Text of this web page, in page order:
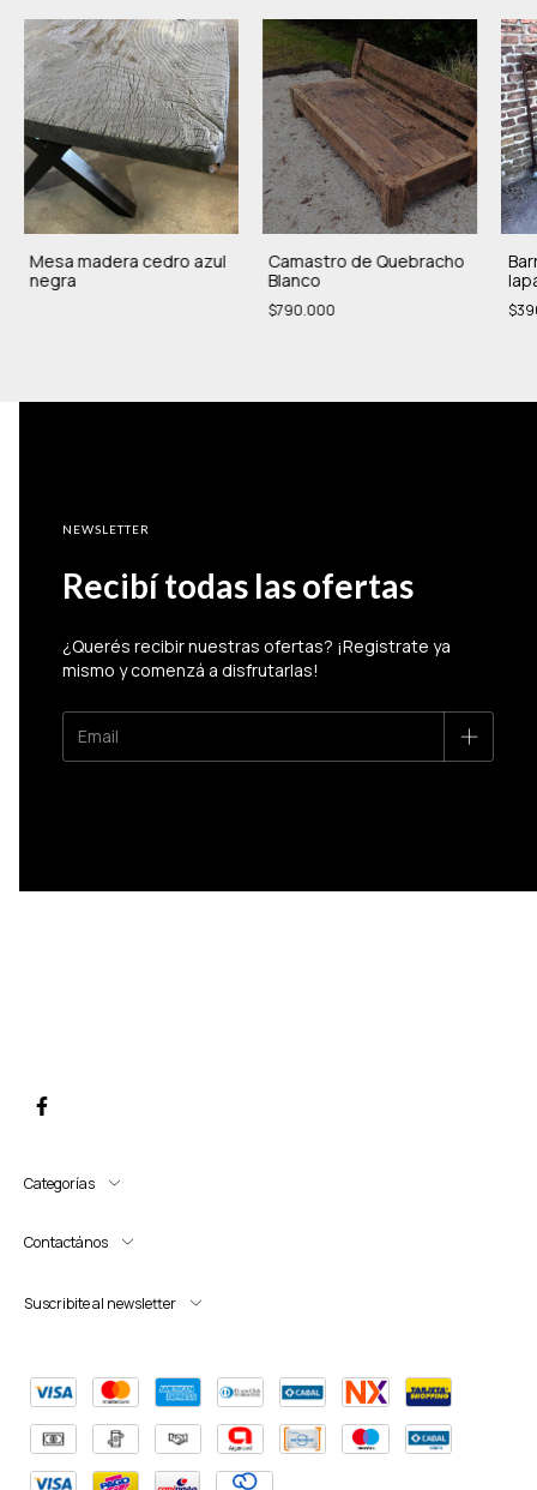
Mesa madera cedro azul
negra
Camastro de Quebracho
Blanco
$790.000
NEWSLETTER
Recibí todas las ofertas
¿Querés recibir nuestras ofertas? ¡Registrate ya
mismo y comenzá a disfrutarlas!
Categorías
Contactános
Suscribite al newsletter